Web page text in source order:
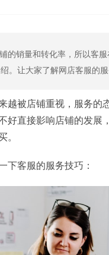
的销量和转化率，所以客
。让大家了解网店客服的服
越被店铺重视，服务的
好直接影响店铺的发
。
下客服的服务技巧：